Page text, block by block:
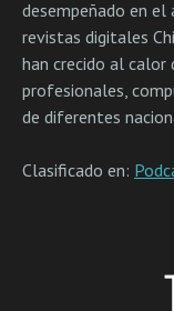
desempeñado en el
revistas digitales
han crecido al calor
profesionales,
de diferentes
Clasificado en: